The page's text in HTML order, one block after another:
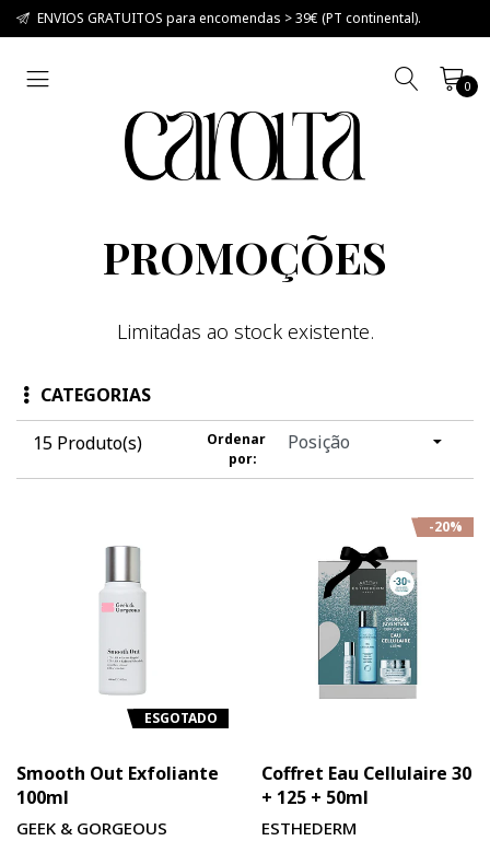
ENVIOS GRATUITOS para encomendas > 39€ (PT continental).
0
PROMOÇÕES
Limitadas ao stock existente.
CATEGORIAS
15 Produto(s)
Ordenar
por:
ESGOTADO
Smooth Out Exfoliante
100ml
GEEK & GORGEOUS
-20%
Coffret Eau Cellulaire 30
+ 125 + 50ml
ESTHEDERM